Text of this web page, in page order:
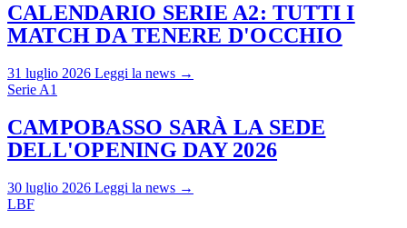
CALENDARIO SERIE A2: TUTTI I
MATCH DA TENERE D'OCCHIO
31 luglio 2026 Leggi la news →
Serie A1
CAMPOBASSO SARÀ LA SEDE
DELL'OPENING DAY 2026
30 luglio 2026 Leggi la news →
LBF